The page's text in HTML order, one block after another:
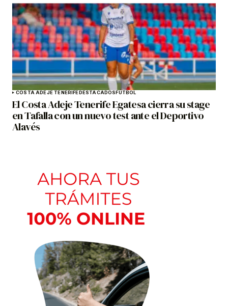
COSTA ADEJE TENERIFE DESTACADOS FÚTBOL
El Costa Adeje Tenerife Egatesa cierra su stage
en Tafalla con un nuevo test ante el Deportivo
Alavés